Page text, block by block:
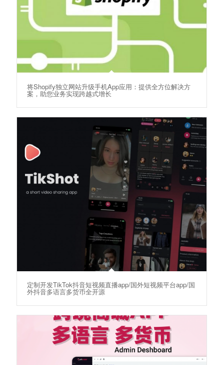
将Shopify独立网站升级手机App应用：提供全方位解决方
案，助您业务实现跨越式增长
定制开发TikTok抖音短视频直播app/国外短视频平台app/国
外抖音多语言多货币全开源